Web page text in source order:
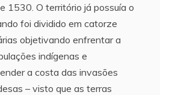
1530. O território já possuía o
foi dividido em catorze
objetivando enfrentar a
indígenas e
a costa das invasões
– visto que as terras